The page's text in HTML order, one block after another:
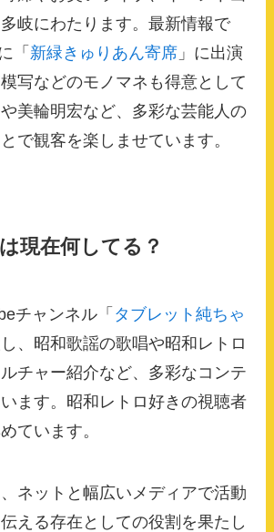
岐にわたります。最新情報で
「 新緑きゅりあん寄席 」に出演
写などのモノマネも得意として
美輪明宏など、多彩な芸能人の
で観客を楽しませています。
現在何してる？
チャンネル「 タブレット純ちゃ
し、昭和歌謡の歌唱や昭和レトロ
チャー紹介など、多彩なコンテ
ます。昭和レトロ好きの視聴者
ています。
ネットと幅広いメディアで活動
える存在としての役割を果たし